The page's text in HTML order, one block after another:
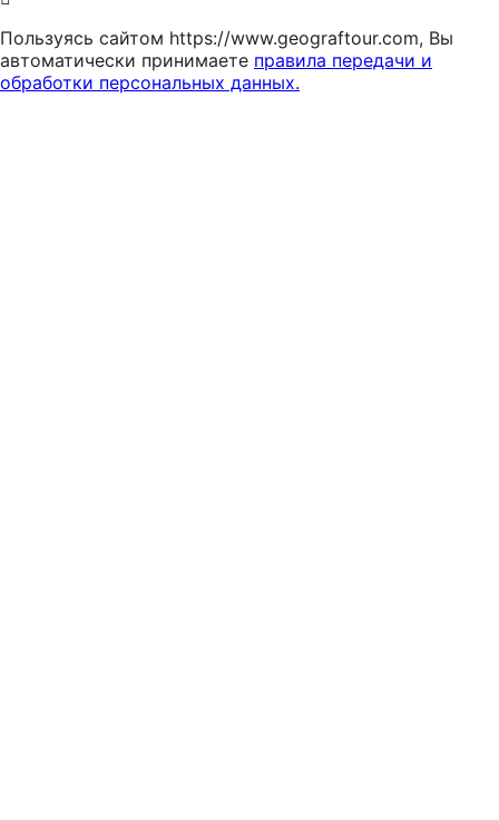
Пользуясь сайтом https://www.geograftour.com, Вы
автоматически принимаете правила передачи и
обработки персональных данных.